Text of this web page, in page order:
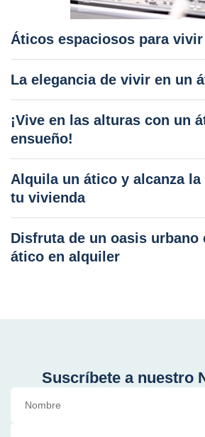
Áticos espaciosos para
La elegancia de vivir en un
¡Vive en las alturas con un
ensueño!
Alquila un ático y alcanza
tu vivienda
Disfruta de un oasis urbano
ático en alquiler
Suscríbete a nuestro